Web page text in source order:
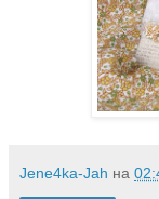
Jene4ka-Jah на